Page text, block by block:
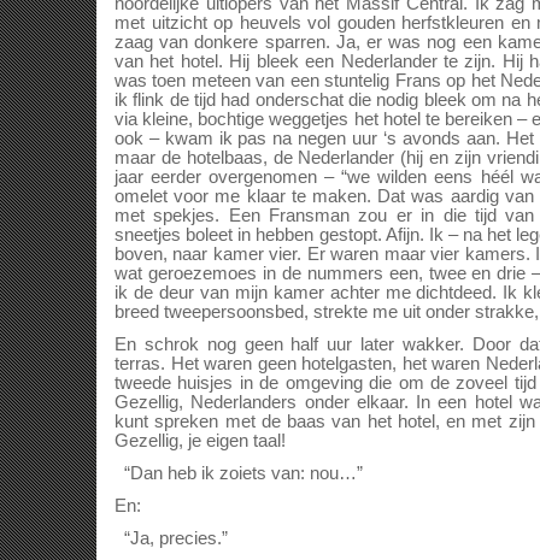
met uitzicht op heuvels vol gouden herfstkleuren en
zaag van donkere sparren. Ja, er was nog een
van het hotel. Hij bleek een Nederlander te zijn. Hij
was toen meteen van een stuntelig Frans op het
ik flink de tijd had onderschat die nodig bleek om na
via kleine, bochtige weggetjes het hotel te bereiken –
ook – kwam ik pas na negen uur ‘s avonds aan.
maar de hotelbaas, de Nederlander (hij en zijn
jaar eerder overgenomen – “we wilden eens héél
omelet voor me klaar te maken. Dat was aardig
met spekjes. Een Fransman zou er in die tijd
sneetjes boleet in hebben gestopt. Afijn. Ik – na het
boven, naar kamer vier. Er waren maar vier kamers.
wat geroezemoes in de nummers een, twee en drie
ik de deur van mijn kamer achter me dichtdeed. Ik
breed tweepersoonsbed, strekte me uit onder
En schrok nog geen half uur later wakker. Door
terras. Het waren geen hotelgasten, het waren
tweede huisjes in de omgeving die om de zoveel
Gezellig, Nederlanders onder elkaar. In een hotel
kunt spreken met de baas van het hotel, en met
Gezellig, je eigen taal!
“Dan heb ik zoiets van: nou…”
En:
“Ja, precies.”